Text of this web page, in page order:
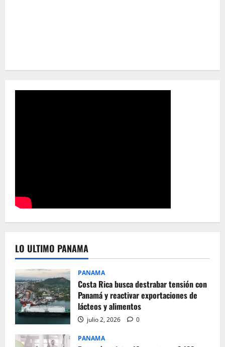
LO ULTIMO PANAMA
PANAMA
Costa Rica busca destrabar tensión con
Panamá y reactivar exportaciones de
lácteos y alimentos
julio 2, 2026 0
PANAMA